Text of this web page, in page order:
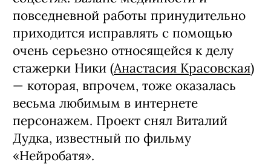
повседневной работы принудительно
приходится исправлять с помощью
очень серьезно относящейся к делу
стажерки Ники (Анастасия Красовская)
— которая, впрочем, тоже оказалась
весьма любимым в интернете
персонажем. Проект снял Виталий
Дудка, известный по фильму
«Нейробатя».